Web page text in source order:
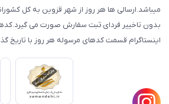
میباشد.ارسالی ها هر روز از شهر قزوین به کل
بدون تاخییر فردای ثبت سفارش صورت می
اینستاگرام قسمت کدهای مرسوله هر روز با تاریخ